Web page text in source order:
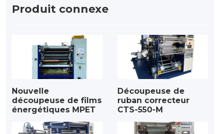
Produit connexe
Nouvelle
découpeuse de films
énergétiques MPET
Découpeuse de
ruban correcteur
CTS-550-M